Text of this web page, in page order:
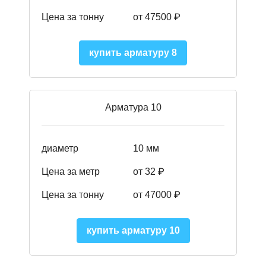
Цена за тонну от 47500 ₽
купить арматуру 8
Арматура 10
диаметр 10 мм
Цена за метр от 32 ₽
Цена за тонну от 47000 ₽
купить арматуру 10